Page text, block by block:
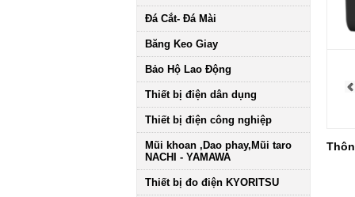
Đá Cắt- Đá Mài
Băng Keo Giay
Bảo Hộ Lao Động
Thiết bị điện dân dụng
Thiết bị điện công nghiệp
Mũi khoan ,Dao phay,Mũi taro
NACHI - YAMAWA
Thiết bị đo điện KYORITSU